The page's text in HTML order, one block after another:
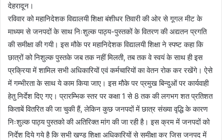
देहरादून।
रविवार को महानिदेशक विद्यालयी शिक्षा बंशीधर तिवारी की ओर से गूगल मीट के
माध्यम से जनपदों के साथ निःशुल्क पाठ्य-पुस्तकों के वितरण की अद्यतन प्रगति
की समीक्षा की गयी। इस मौके पर महानिदेशक विद्यालयी शिक्षा ने स्पष्ट कहा कि
छात्रों को निशुल्क पुस्तके जब तक नहीं मिलती, तब तक वे स्वयं के साथ ही इस
प्रक्रिया में शामिल सभी अधिकारियों एवं कर्मचारियों का वेतन रोक कर रखेंगे। ऐसे
में गम्भीरता के साथ ये काम किया जाए। इस मौके पर प्रमुख बिन्दुओं पर कार्यवाही
हेतु निर्देश दिए गए। प्रारम्भिक स्तर पर कक्षा 1 से 8 तक की लगभग शत प्रतिशत
किताबें वितरित की जा चुकी हैं, लेकिन कुछ जनपदों में छात्र संख्या वृद्धि के कारण
निःशुल्क पाठ्य पुस्तको की अतिरिक्त मांग की जा रही है। इस क्रम में जनपदों को
निर्देश दिये गये है कि सभी खण्ड शिक्षा अधिकारियों से समीक्षा कर जिस जनपद में